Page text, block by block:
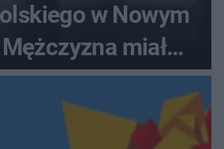
w Nowym
miał
problemy z
prawem